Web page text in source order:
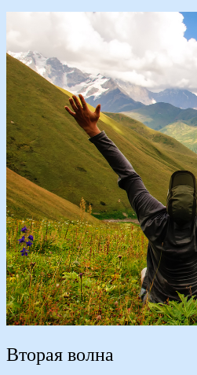
Вторая волна